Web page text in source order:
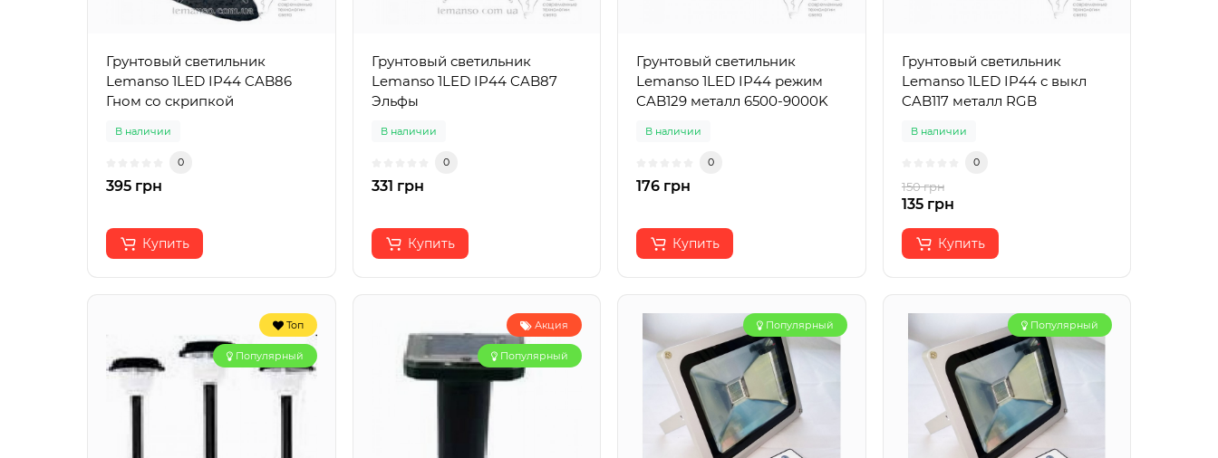
Грунтовый светильник
Lemanso 1LED IP44 CAB86
Гном со скрипкой
В наличии
0
395 грн
Купить
Грунтовый светильник
Lemanso 1LED IP44 CAB87
Эльфы
В наличии
0
331 грн
Купить
Грунтовый светильник
Lemanso 1LED IP44 режим
CAB129 металл 6500-9000K
В наличии
0
176 грн
Купить
Грунтовый светильник
Lemanso 1LED IP44 с выкл
CAB117 металл RGB
В наличии
0
150 грн
135 грн
Купить
Топ
Популярный
Акция
Популярный
Популярный Популярный